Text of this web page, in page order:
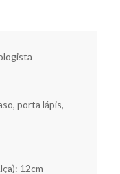
porta lápis,
12cm –